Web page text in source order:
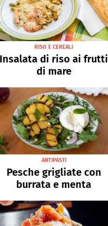
RISO E CEREALI
Insalata di riso ai frutti
di mare
ANTIPASTI
Pesche grigliate con
burrata e menta